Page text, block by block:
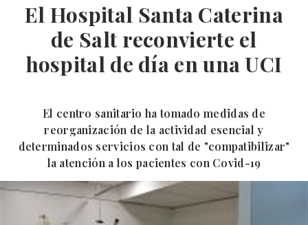
El Hospital Santa Caterina
de Salt reconvierte el
hospital de día en una UCI
El centro sanitario ha tomado medidas de
reorganización de la actividad esencial y
determinados servicios con tal de "compatibilizar"
la atención a los pacientes con Covid-19